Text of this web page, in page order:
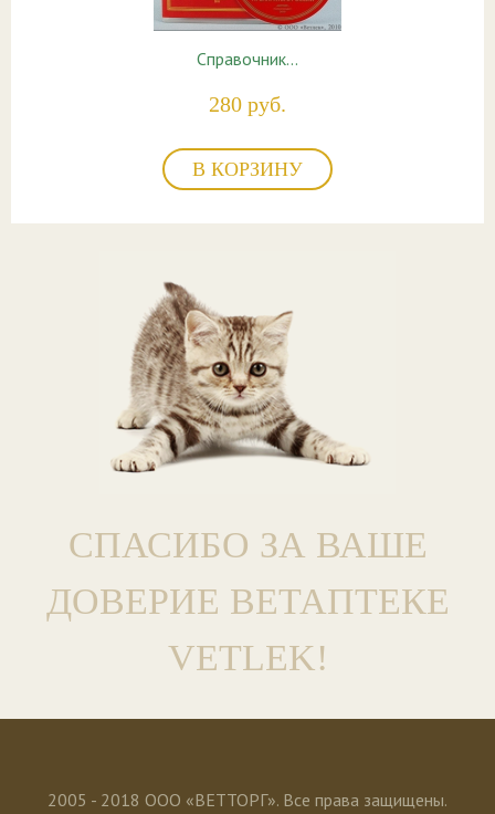
Справочник…
280 руб.
В КОРЗИНУ
СПАСИБО ЗА ВАШЕ
ДОВЕРИЕ ВЕТАПТЕКЕ
VETLEK!
2005 - 2018 ООО «ВЕТТОРГ». Все права защищены.